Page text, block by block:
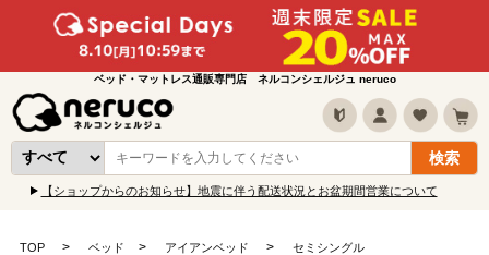
ベッド・マットレス通販専門店 ネルコンシェルジュ neruco
【ショップからのお知らせ】地震に伴う配送状況とお盆期間営業について
TOP ベッド アイアンベッド セミシングル